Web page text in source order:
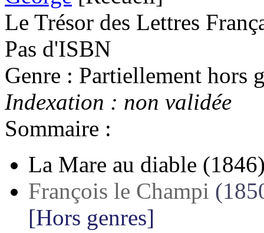
Le Trésor des Lettres
Pas d'ISBN
Genre : Partiellement hors
Indexation : non validée
Sommaire :
La Mare au diable
François le Champi
[Hors genres]